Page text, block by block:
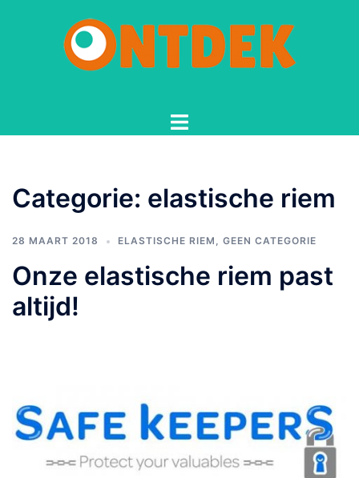
Toggle
Categorie: elastische riem
28 MAART 2018 ELASTISCHE RIEM , GEEN CATEGORIE
Onze elastische riem past
altijd!